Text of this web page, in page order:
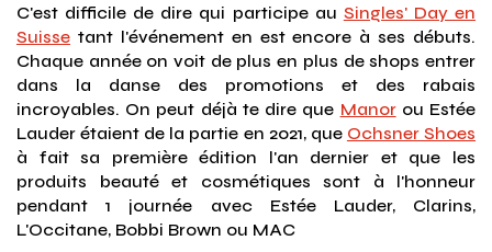
C'est difficile de dire qui participe au Singles' Day en
Suisse tant l'événement en est encore à ses débuts.
Chaque année on voit de plus en plus de shops entrer
dans la danse des promotions et des rabais
incroyables. On peut déjà te dire que Manorou Estée
Lauder étaient de la partie en 2021, que Ochsner Shoes
à fait sa première édition l'an dernier et que les
produits beauté et cosmétiques sont à l'honneur
pendant 1 journée avec Estée Lauder, Clarins,
L'Occitane, Bobbi Brown ou MAC